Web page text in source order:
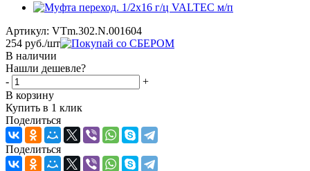
Артикул: VTm.302.N.001604
254 руб./шт
В наличии
Нашли дешевле?
-
+
В корзину
Купить в 1 клик
Поделиться
Поделиться